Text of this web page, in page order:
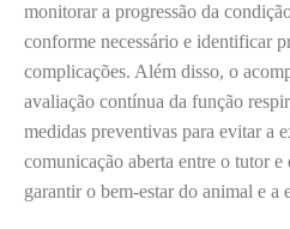
monitorar a progressão da
conforme necessário e identificar
complicações. Além disso, o
avaliação contínua da função
medidas preventivas para evitar a
comunicação aberta entre o tutor
garantir o bem-estar do animal e a